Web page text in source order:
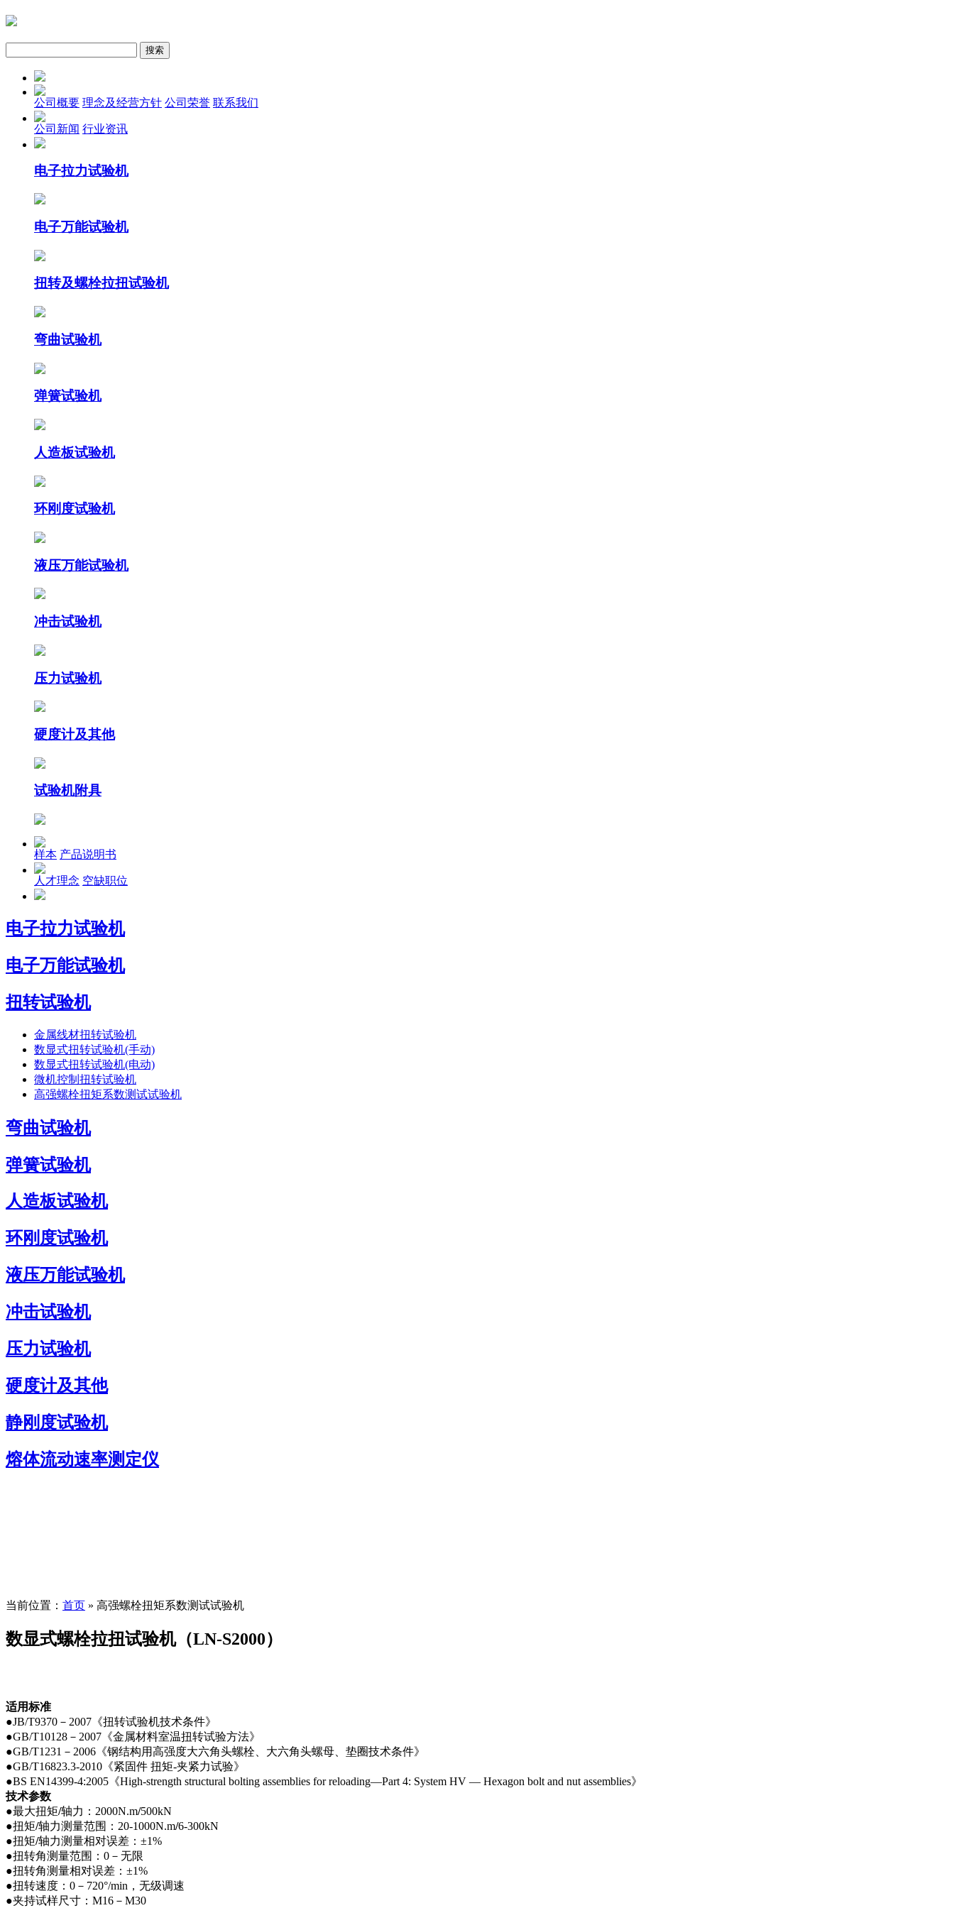
公司概要 理念及经营方针 公司荣誉 联系我们
公司新闻 行业资讯
电子拉力试验机
电子万能试验机
扭转及螺栓拉扭试验机
弯曲试验机
弹簧试验机
人造板试验机
环刚度试验机
液压万能试验机
冲击试验机
压力试验机
硬度计及其他
试验机附具
样本 产品说明书
人才理念 空缺职位
电子拉力试验机
电子万能试验机
扭转试验机
金属线材扭转试验机
数显式扭转试验机(手动)
数显式扭转试验机(电动)
微机控制扭转试验机
高强螺栓扭矩系数测试试验机
弯曲试验机
弹簧试验机
人造板试验机
环刚度试验机
液压万能试验机
冲击试验机
压力试验机
硬度计及其他
静刚度试验机
熔体流动速率测定仪
当前位置： 首页 » 高强螺栓扭矩系数测试试验机
数显式螺栓拉扭试验机（LN-S2000）
适用标准
●JB/T9370－2007《扭转试验机技术条件》
●GB/T10128－2007《金属材料室温扭转试验方法》
●GB/T1231－2006《钢结构用高强度大六角头螺栓、大六角头螺母、垫圈技术条件》
●GB/T16823.3-2010《紧固件 扭矩-夹紧力试验》
●BS EN14399-4:2005《High-strength structural bolting assemblies for reloading—Part 4: System HV — Hexagon bolt and nut assemblies》
技术参数
●最大扭矩/轴力：2000N.m/500kN
●扭矩/轴力测量范围：20-1000N.m/6-300kN
●扭矩/轴力测量相对误差：±1%
●扭转角测量范围：0－无限
●扭转角测量相对误差：±1%
●扭转速度：0－720°/min，无级调速
●夹持试样尺寸：M16－M30